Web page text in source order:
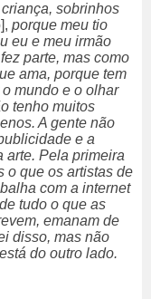
sobrinhos
porque meu tio
eu e meu irmão
parte, mas como
ama, porque tem
mundo e o olhar
tenho muitos
A gente não
e a
arte. Pela primeira
o que os artistas de
com a internet
tudo o que as
emanam de
disso, mas não
do outro lado.